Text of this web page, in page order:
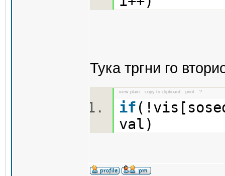
Тука тргни го
view plain copy to clipboard print ?
if
val)